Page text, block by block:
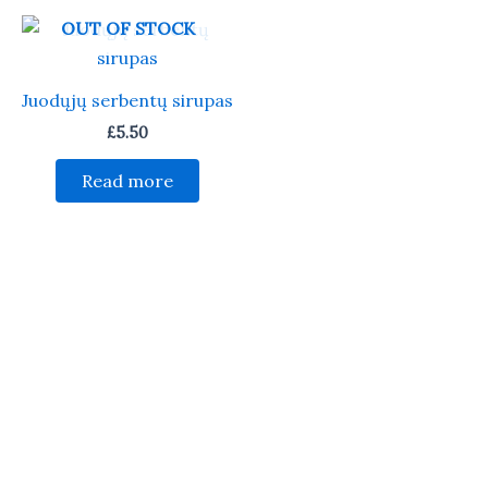
OUT OF STOCK
Juodųjų serbentų sirupas
£5.50
Read more